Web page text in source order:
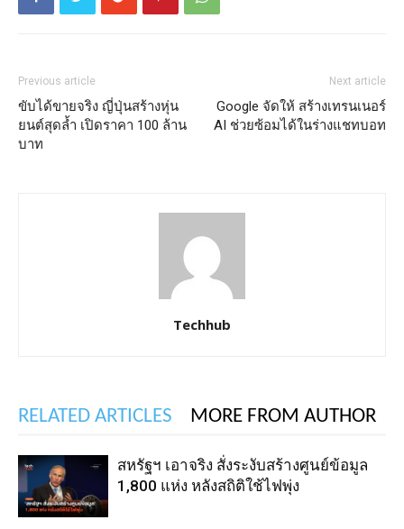
Previous article
ขับได้ขายจริง ญี่ปุ่นสร้างหุ่น
ยนต์สุดล้ำ เปิดราคา 100 ล้าน
บาท
Next article
Google จัดให้ สร้างเทรนเนอร์
AI ช่วยซ้อมได้ในร่างแชทบอท
Techhub
RELATED ARTICLES MORE FROM AUTHOR
สหรัฐฯ เอาจริง สั่งระงับสร้างศูนย์ข้อมูล
1,800 แห่ง หลังสถิติใช้ไฟพุ่ง